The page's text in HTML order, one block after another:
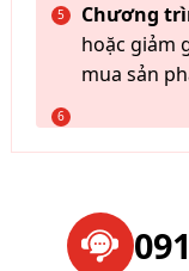
Chương
hoặc giảm
mua sản